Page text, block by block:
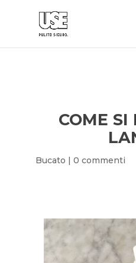
COME
Bucato | 0 commenti